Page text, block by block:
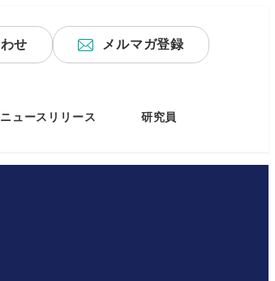
せ メルマガ登録
ニュースリリース 研究員